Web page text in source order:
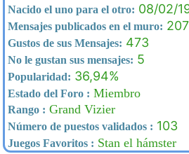
Nacido el uno para el otro: 08/02/
Mensajes publicados en el muro:
Gustos de sus Mensajes: 473
No le gustan sus mensajes: 5
Popularidad: 36,94%
Estado del Foro : Miembro
Rango : Grand Vizier
Número de puestos validados : 103
Juegos Favoritos : Stan el hámster